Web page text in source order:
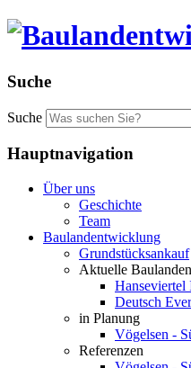
Suche
Suche
Hauptnavigation
Über uns
Geschichte
Team
Baulandentwicklung
Grundstücksankauf
Aktuelle
Hanseviertel
Deutsch
in Planung
Vögelsen -
Referenzen